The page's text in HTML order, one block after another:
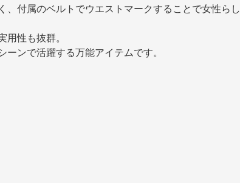
、付属のベルトでウエストマークすることで女性らし
用性も抜群。
ンで活躍する万能アイテムです。